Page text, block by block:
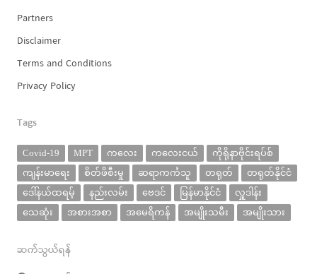
Partners
Disclaimer
Terms and Conditions
Privacy Policy
Tags
Covid-19 MPT ကလေး ကလေးငယ်
ကိုရိုနာဗိုင်းရပ်စ်
ကျန်းမာရေး
စိတ်ဖိစီးမှု ဆရာကင်္ကသူ တရုတ်
တရုတ်နိုင်ငံ
ဒေါ်နယ်ထရမ့်
နည်းလမ်း ဗေဒင် မြန်မာနိုင်ငံ
လှူဒါန်း
သေဆုံး
အစားအစာ အမေရိကန် အမျိုးသမီး အမျိုးသား
ဆက်သွယ်ရန်